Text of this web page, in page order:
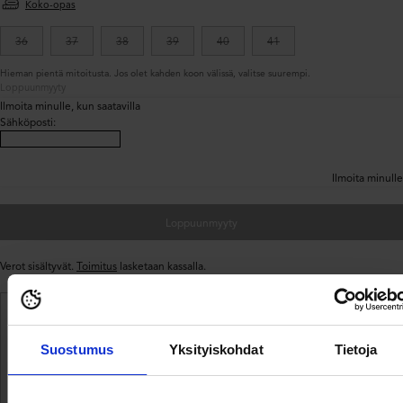
Suostumus Yksityiskohdat Tietoja
Koko-opas
36 37 38 39 40 41
Hieman pientä mitoitusta. Jos olet kahden koon välissä, valitse suurempi.
Ilmoita minulle, kun saatavilla
Sähköposti:
Ilmoita minulle
Verot sisältyvät. Toimitus lasketaan kassalla.